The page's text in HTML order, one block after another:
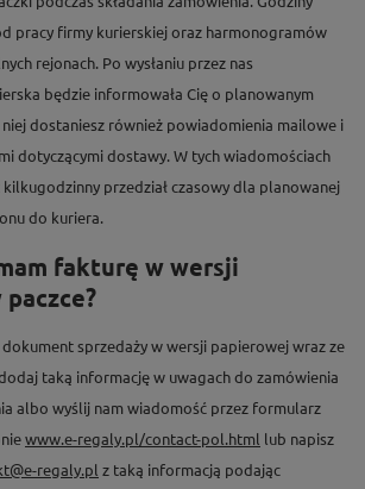
pracy firmy kurierskiej oraz harmonogramów
rejonach. Po wysłaniu przez nas
będzie informowała Cię o planowanym
dostaniesz również powiadomienia mailowe i
dotyczącymi dostawy. W tych wiadomościach
przedział czasowy dla planowanej
do kuriera.
fakturę w wersji
sprzedaży w wersji papierowej wraz ze
taką informację w uwagach do zamówienia
albo wyślij nam wiadomość przez formularz
www.e-regaly.pl/contact-pol.html lub napisz
regaly.pl z taką informacją podając